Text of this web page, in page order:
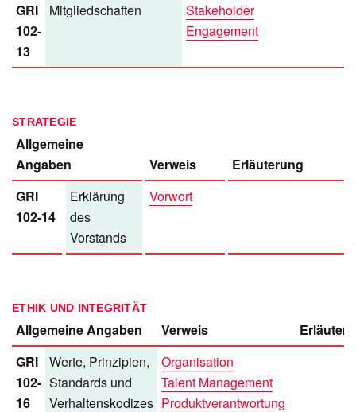
GRI
102-
13
Mitgliedschaften
Stakeholder
Engagement
STRATEGIE
Allgemeine
Angaben
Verweis
Erläuterung
GRI
102-14
Erklärung
des
Vorstands
Vorwort
ETHIK UND INTEGRITÄT
Allgemeine Angaben Verweis
GRI
102-
16
Werte, Prinzipien,
Standards und
Verhaltenskodizes
Organisation
Talent Management
Produktverantwortung